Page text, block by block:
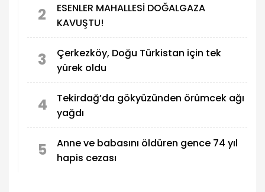
2
ESENLER MAHALLESİ DOĞALGAZA
KAVUŞTU!
3
Çerkezköy, Doğu Türkistan için tek
yürek oldu
4
Tekirdağ’da gökyüzünden örümcek ağı
yağdı
5
Anne ve babasını öldüren gence 74 yıl
hapis cezası